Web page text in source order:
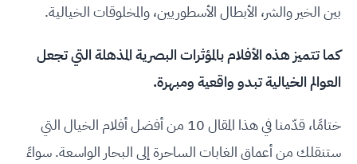
بين الخير والشر، الأبطال الأسطوريين، والمخلوقات الخيالية.
كما تتميز هذه الأفلام بالمؤثرات البصرية المذهلة التي تجعل
العوالم الخيالية تبدو واقعية ومبهرة.
ختامًا، قدّمنا في هذا المقال 10 من أفضل أفلام الخيال التي
ستنقلك من أعماق الغابات الساحرة إلى البحار الواسعة. سواءً